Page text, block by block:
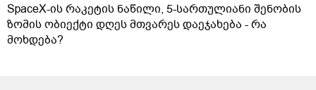
SpaceX-ის რაკეტის ნაწილი, 5-სართულიანი შენობის
ზომის ობიექტი დღეს მთვარეს დაეჯახება - რა
მოხდება?